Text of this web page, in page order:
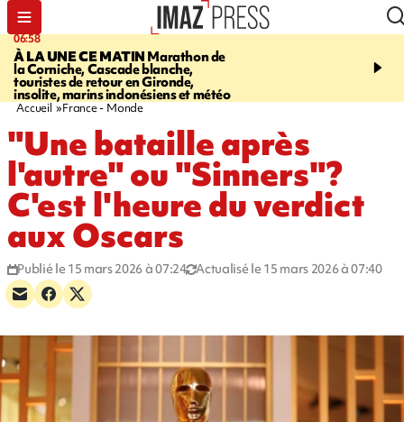
06:58
À LA UNE CE MATIN Marathon de
la Corniche, Cascade blanche,
touristes de retour en Gironde,
insolite, marins indonésiens et météo
09:14
touristes au Porge,
Accueil France - Monde
"Une bataille après
l'autre" ou "Sinners"?
C'est l'heure du verdict
aux Oscars
Publié le 15 mars 2026 à 07:24 Actualisé le 15 mars 2026 à 07:40